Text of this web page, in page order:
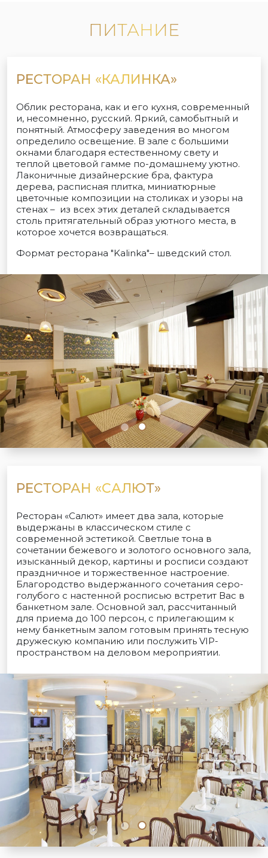
ПИТАНИЕ
РЕСТОРАН «КАЛИНКА»
Облик ресторана, как и его кухня, современный
и, несомненно, русский. Яркий, самобытный и
понятный. Атмосферу заведения во многом
определило освещение. В зале с большими
окнами благодаря естественному свету и
теплой цветовой гамме по-домашнему уютно.
Лаконичные дизайнерские бра, фактура
дерева, расписная плитка, миниатюрные
цветочные композиции на столиках и узоры на
стенах – из всех этих деталей складывается
столь притягательный образ уютного места, в
которое хочется возвращаться.
Формат ресторана "Kalinka"– шведский стол.
РЕСТОРАН «САЛЮТ»
Ресторан «Салют» имеет два зала, которые
выдержаны в классическом стиле с
современной эстетикой. Светлые тона в
сочетании бежевого и золотого основного зала,
изысканный декор, картины и росписи создают
праздничное и торжественное настроение.
Благородство выдержанного сочетания серо-
голубого с настенной росписью встретит Вас в
банкетном зале. Основной зал, рассчитанный
для приема до 100 персон, с прилегающим к
нему банкетным залом готовым принять тесную
дружескую компанию или послужить VIP-
пространством на деловом мероприятии.